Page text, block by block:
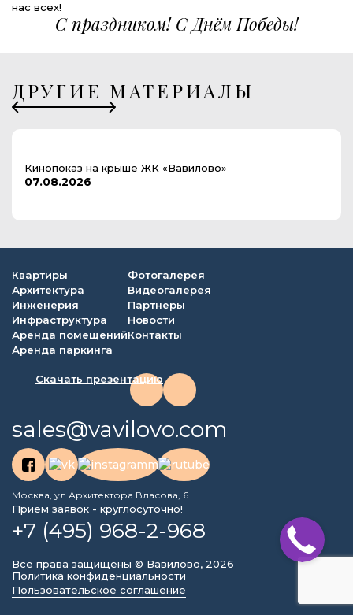
нас всех!
С праздником! С Днём Победы!
ДРУГИЕ МАТЕРИАЛЫ
Кинопоказ на крыше ЖК «Вавилово»
07.08.2026
Квартиры
Архитектура
Инженерия
Инфраструктура
Аренда помещений
Аренда паркинга
Фотогалерея
Видеогалерея
Партнеры
Новости
Контакты
Скачать презентацию
sales@vavilovo.com
Москва, ул.Архитектора Власова, 6
Прием заявок - круглосуточно!
+7 (495) 968-2-968
Все права защищены © Вавилово, 2026
Политика конфиденциальности
Пользовательское соглашение